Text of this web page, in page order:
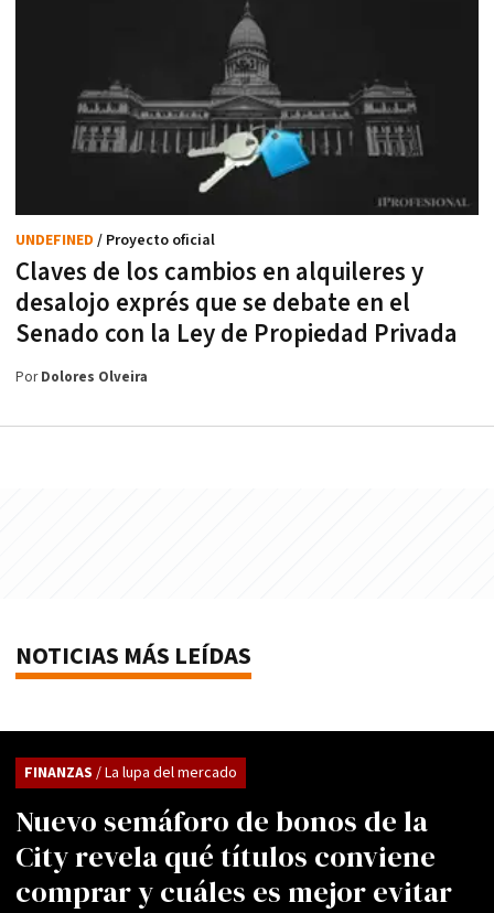
Claves de los cambios en alquileres y
desalojo exprés que se debate en el
Senado con la Ley de Propiedad Privada
UNDEFINED / Proyecto oficial
PorDolores Olveira
NOTICIAS MÁS LEÍDAS
Nuevo semáforo de bonos de la
City revela qué títulos conviene
comprar y cuáles es mejor evitar
FINANZAS / La lupa del mercado